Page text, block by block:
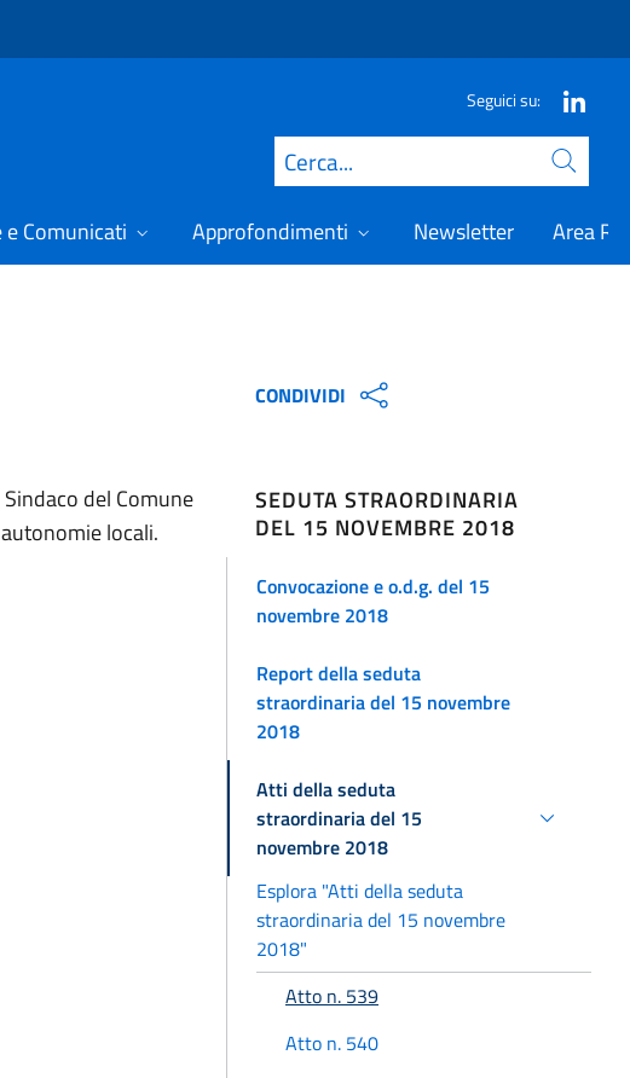
Seguici su:
Cerca
e Comunicati Approfondimenti Newsletter Area
del Comune
locali.
CONDIVIDI
SEDUTA STRAORDINARIA
DEL 15 NOVEMBRE 2018
Convocazione e o.d.g. del 15
novembre 2018
Report della seduta
straordinaria del 15 novembre
2018
Atti della seduta
straordinaria del 15
novembre 2018
Esplora "Atti della seduta
straordinaria del 15 novembre
2018"
Atto n. 539
Atto n. 540